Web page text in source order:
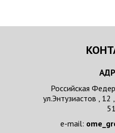
Российская
ул.Энтузиастов ,
e-mail: